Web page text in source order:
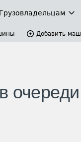
Грузовладельцам
Добавить